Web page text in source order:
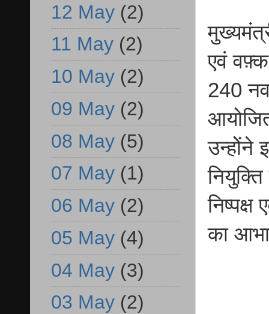
एवं वफ़्क
240
उन्होेंने
निष्पक्ष
का
12 May (2)
11 May (2)
10 May (2)
09 May (2)
08 May (5)
07 May (1)
06 May (2)
05 May (4)
04 May (3)
03 May (2)